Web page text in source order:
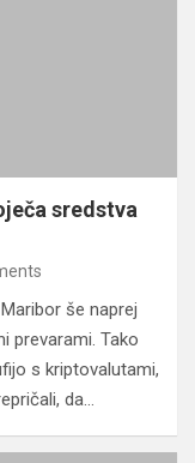
sredstva
še naprej
prevarami. Tako
s kriptovalutami,
da…